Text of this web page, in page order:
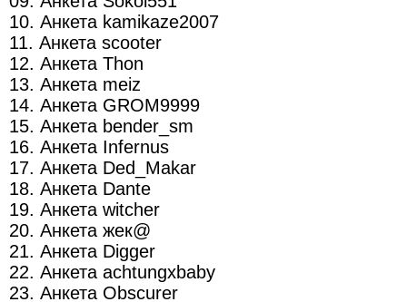
10. Анкета kamikaze2007
11. Анкета scooter
12. Анкета Thon
13. Анкета meiz
14. Анкета GROM9999
15. Анкета bender_sm
16. Анкета Infernus
17. Анкета Ded_Makar
18. Анкета Dante
19. Анкета witcher
20. Анкета жек@
21. Анкета Digger
22. Анкета achtungxbaby
23. Анкета Obscurer